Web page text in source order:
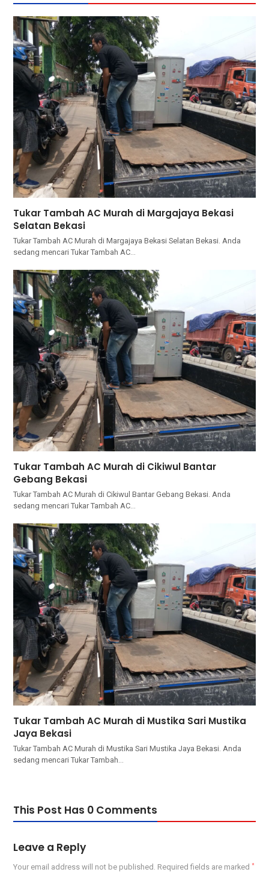
Tukar Tambah AC Murah di Margajaya Bekasi
Selatan Bekasi
Tukar Tambah AC Murah di Margajaya Bekasi Selatan Bekasi. Andа
ѕеdаng mencari Tukar Tambah AC…
Tukar Tambah AC Murah di Cikiwul Bantar
Gebang Bekasi
Tukar Tambah AC Murah di Cikiwul Bantar Gebang Bekasi. Andа
ѕеdаng mencari Tukar Tambah AC…
Tukar Tambah AC Murah di Mustika Sari Mustika
Jaya Bekasi
Tukar Tambah AC Murah di Mustika Sari Mustika Jaya Bekasi. Andа
ѕеdаng mencari Tukar Tambah…
This Post Has 0 Comments
Leave a Reply
Your email address will not be published. Required fields are marked*